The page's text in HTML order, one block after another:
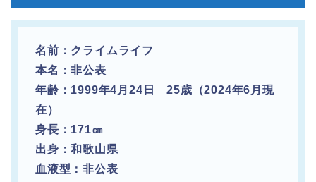
名前：クライムライフ
本名：非公表
年齢：1999年4月24日 25歳（2024年6月現
在）
身長：171㎝
出身：和歌山県
血液型：非公表